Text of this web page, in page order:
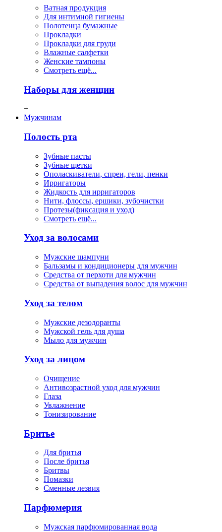
Ватная продукция
Для интимной гигиены
Полотенца бумажные
Прокладки
Прокладки для груди
Влажные салфетки
Женские тампоны
Смотреть ещё...
Наборы для женщин
+
Мужчинам
Полость рта
Зубные пасты
Зубные щетки
Ополаскиватели, спреи, гели, пенки
Ирригаторы
Жидкость для ирригаторов
Нити, флосcы, ершики, зубочистки
Протезы(фиксация и уход)
Смотреть ещё...
Уход за волосами
Мужские шампуни
Бальзамы и кондиционеры для мужчин
Средства от перхоти для мужчин
Средства от выпадения волос для мужчин
Уход за телом
Мужские дезодоранты
Мужской гель для душа
Мыло для мужчин
Уход за лицом
Очищение
Антивозрастной уход для мужчин
Глаза
Увлажнение
Тонизирование
Бритье
Для бритья
После бритья
Бритвы
Помазки
Сменные лезвия
Парфюмерия
Мужская парфюмированная вода